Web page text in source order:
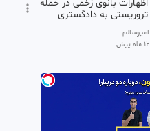
اظهارات بانوی زخمی در حمله
تروریستی به دادگستری
زاهدان
امیرسالم
12 ماه پیش
نایب رئیس شورای مرکزی
مجمع ملی کشاورزی:یک
میلیون تن برنج گم شده
است!
امیرسالم
12 ماه پیش